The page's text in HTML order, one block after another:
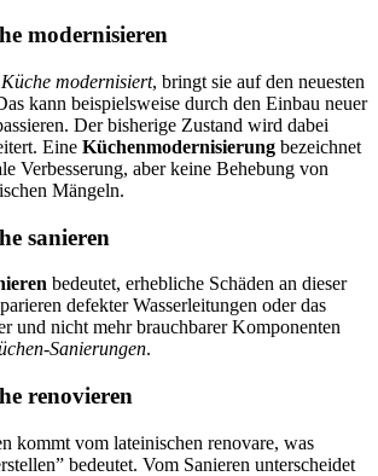
modernisieren
modernisiert, bringt sie auf den neuesten
kann beispielsweise durch den Einbau neuer
Der bisherige Zustand wird dabei
Eine Küchenmodernisierung bezeichnet
Verbesserung, aber keine Behebung von
Mängeln.
sanieren
bedeutet, erhebliche Schäden an dieser
defekter Wasserleitungen oder das
und nicht mehr brauchbarer Komponenten
Sanierungen.
renovieren
kommt vom lateinischen renovare, was
bedeutet. Vom Sanieren unterscheidet